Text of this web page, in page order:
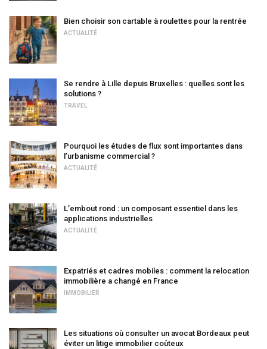
Bien choisir son cartable à roulettes pour la rentrée
ACTUALITÉ
Se rendre à Lille depuis Bruxelles : quelles sont les
solutions ?
TRAVEL
Pourquoi les études de flux sont importantes dans
l’urbanisme commercial ?
ACTUALITÉ
L’embout rond : un composant essentiel dans les
applications industrielles
ACTUALITÉ
Expatriés et cadres mobiles : comment la relocation
immobilière a changé en France
IMMOBILIER
Les situations où consulter un avocat Bordeaux peut
éviter un litige immobilier coûteux